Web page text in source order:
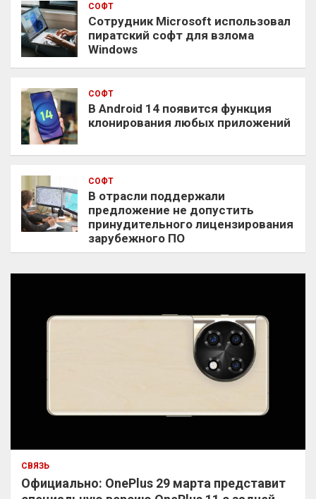
СОФТ
Сотрудник Microsoft использовал
пиратский софт для взлома
Windows
СОФТ
В Android 14 появится функция
клонирования любых приложений
СОФТ
В отрасли поддержали
предложение не допустить
принудительного лицензирования
зарубежного ПО
СВЯЗЬ
Официально: OnePlus 29 марта представит